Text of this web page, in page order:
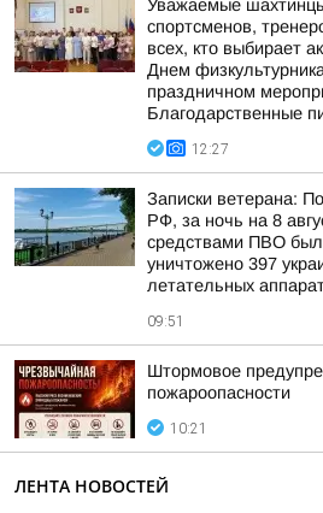
Уважаемые
спортсменов,
всех, кто выбирает
Днем
праздничном
Благодарственные
12:27
Записки ветерана:
РФ, за ночь на 8
средствами ПВО
уничтожено 397
летательных
09:51
Штормовое
пожароопасности
10:21
ЛЕНТА НОВОСТЕЙ